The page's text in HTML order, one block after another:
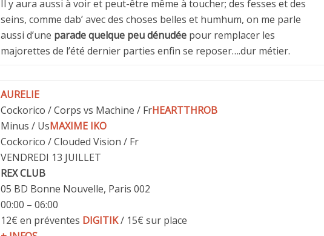
Il y aura aussi à voir et peut-être même à toucher; des fesses et des
seins, comme dab’ avec des choses belles et humhum, on me parle
aussi d’une parade quelque peu dénudée pour remplacer les
majorettes de l’été dernier parties enfin se reposer….dur métier.
AURELIE
Cockorico / Corps vs Machine / FrHEARTTHROB
Minus / UsMAXIME IKO
Cockorico / Clouded Vision / Fr
VENDREDI 13 JUILLET
REX CLUB
05 BD Bonne Nouvelle, Paris 002
00:00 – 06:00
12€ en préventes DIGITIK/ 15€ sur place